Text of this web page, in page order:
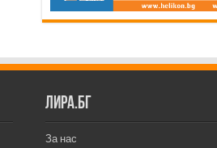
Лира.бг
За нас